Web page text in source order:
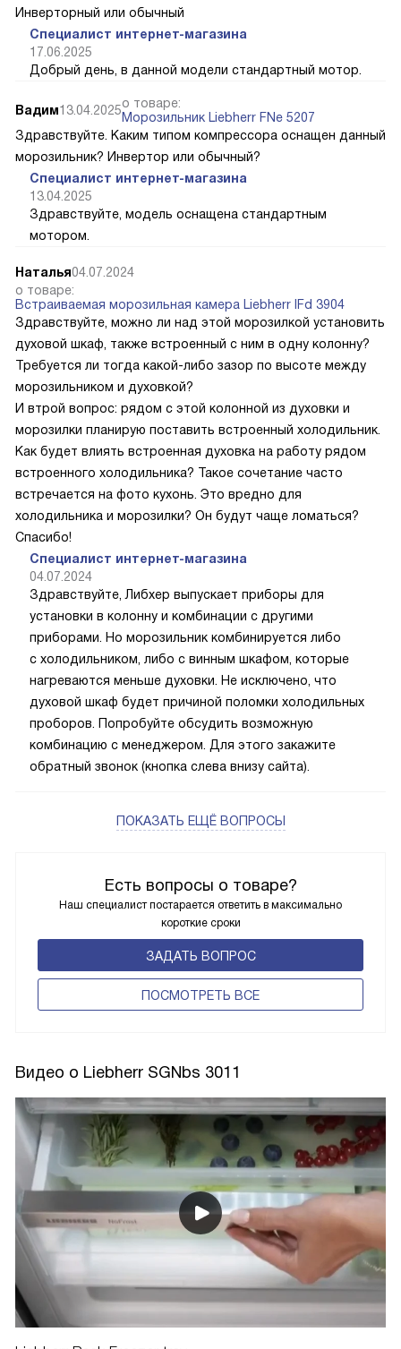
Есть вопросы о товаре?
Наш специалист постарается ответить в максимально
короткие сроки
ЗАДАТЬ ВОПРОС
ПОCМОТРЕТЬ ВСЕ
Инверторный или обычный
Специалист интернет-магазина
17.06.2025
Добрый день, в данной модели стандартный мотор.
Вадим13.04.2025о товаре:
Морозильник Liebherr FNe 5207
Здравствуйте. Каким типом компрессора оснащен данный
морозильник? Инвертор или обычный?
Специалист интернет-магазина
13.04.2025
Здравствуйте, модель оснащена стандартным
мотором.
Наталья04.07.2024
о товаре:
Встраиваемая морозильная камера Liebherr IFd 3904
Здравствуйте, можно ли над этой морозилкой установить
духовой шкаф, также встроенный с ним в одну колонну?
Требуется ли тогда какой-либо зазор по высоте между
морозильником и духовкой?
И втрой вопрос: рядом с этой колонной из духовки и
морозилки планирую поставить встроенный холодильник.
Как будет влиять встроенная духовка на работу рядом
встроенного холодильника? Такое сочетание часто
встречается на фото кухонь. Это вредно для
холодильника и морозилки? Он будут чаще ломаться?
Спасибо!
Специалист интернет-магазина
04.07.2024
Здравствуйте, Либхер выпускает приборы для
установки в колонну и комбинации с другими
приборами. Но морозильник комбинируется либо
с холодильником, либо с винным шкафом, которые
нагреваются меньше духовки. Не исключено, что
духовой шкаф будет причиной поломки холодильных
проборов. Попробуйте обсудить возможную
комбинацию с менеджером. Для этого закажите
обратный звонок (кнопка слева внизу сайта).
ПОКАЗАТЬ ЕЩЁ ВОПРОСЫ
Видео о Liebherr SGNbs 3011